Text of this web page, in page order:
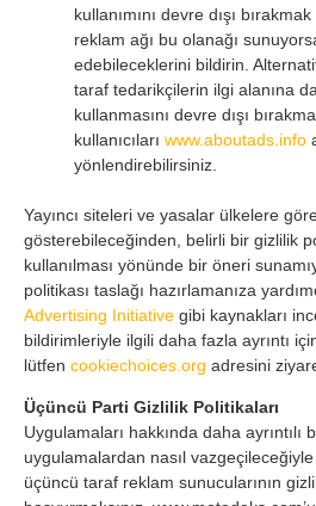
kullanımını devre dışı
reklam ağı bu olanağı
edebileceklerini bildirin.
taraf tedarikçilerin ilgi alanına
kullanmasını devre dışı
kullanıcıları www.aboutads.info
yönlendirebilirsiniz.
Yayıncı siteleri ve yasalar ülkelere
gösterebileceğinden, belirli bir gizlilik
kullanılması yönünde bir öneri
politikası taslağı hazırlamanıza
Advertising Initiative gibi kaynakları
bildirimleriyle ilgili daha fazla ayrıntı
lütfen cookiechoices.org adresini
Üçüncü Parti Gizlilik Politikaları
Uygulamaları hakkında daha ayrıntılı
uygulamalardan nasıl
üçüncü taraf reklam sunucularının